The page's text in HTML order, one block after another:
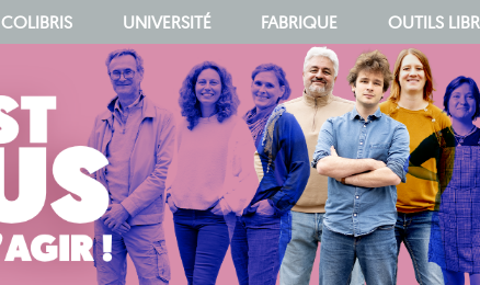
COLIBRIS UNIVERSITÉ FABRIQUE OUTILS